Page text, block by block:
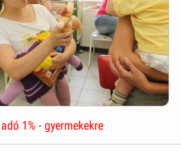
1% - gyermekekre